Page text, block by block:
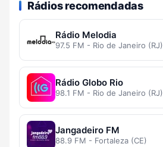
Rádios recomendadas
Rádio Melodia
97.5 FM - Rio de Janeiro (RJ)
Rádio Globo Rio
98.1 FM - Rio de Janeiro (RJ)
Jangadeiro FM
88.9 FM - Fortaleza (CE)